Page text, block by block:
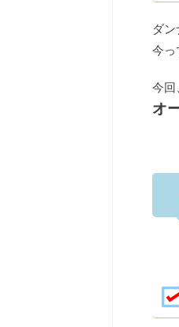
ダ
今っ
今回
オ